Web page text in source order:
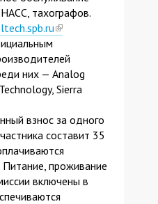
тахографов.
(link
external)
них — Analog
Sierra
взнос за одного
составит 35
Питание, проживание
включены в